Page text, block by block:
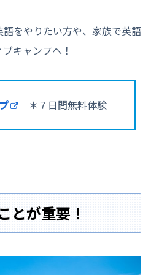
をやりたい方や、家族で英語
キャンプへ！
＊７日間無料体験
とが重要！